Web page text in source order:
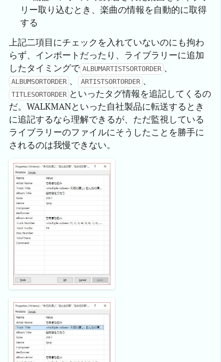
リー取り込むとき、楽曲の情報を自動的に取得
する
上記二項目にチェックを入れていないのにも拘わ
らず、インポートだったり、ライブラリーに追加
したタイミングで ALBUMARTISTSORTORDER 、
ALBUMSORTORDER 、 ARTISTSORTORDER 、
TITLESORTORDER といったタグ情報を追記してくるの
だ。WALKMANといった自社製品に転送するとき
に追記するなら理解できるが、ただ監視している
ライブラリーのファイルにそうしたことを勝手に
されるのは我慢できない。